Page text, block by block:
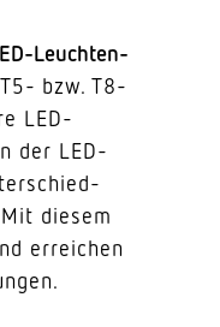
Leuchten-
bzw. T8-
LED-
der LED-
diesem
erreichen